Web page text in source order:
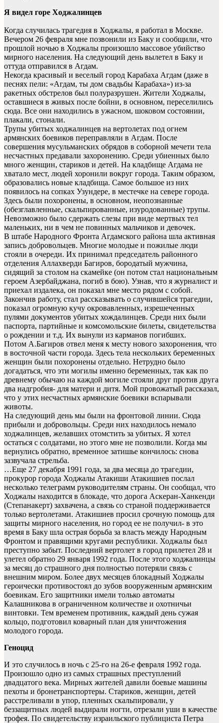
Я видел горе Ходжалинцев
Когда случилась трагедия в Ходжалы, я работал в Москве.
Вечером 26 февраля мне позвонили из Баку и сообщили, что
прошлой ночью в Ходжалы произошло массовое убийство
мирного населения. На следующий день вылетел в Баку и
оттуда отправился в Агдам.
Некогда красивый и веселый город Карабаха Агдам (даже в
песнях пели: «Агдам, ты дом свадьбы Карабаха») из-за
ракетных обстрелов был полуразрушен. Жители Ходжалы,
оставшиеся в живых после бойни, в основном, переселились
сюда. Все они находились в ужасном, шоковом состоянии,
плакали, стонали.
Трупы убитых ходжалинцев на вертолетах под огнем
армянских боевиков переправляли в Агдам. После
совершения мусульманских обрядов в соборной мечети тела
несчастных предавали захоронению. Среди убиенных было
много женщин, стариков и детей. На кладбище Агдама не
хватало мест, людей хоронили вокруг города. Таким образом,
образовались новые кладбища. Самое большое из них
появилось на сопках Узундере, в местечке на севере города.
Здесь были похоронены, в основном, неопознанные
(обезглавленные, скальпированные, изуродованные) трупы.
Невозможно было сдержать слезы при виде мертвых тел
маленьких, ни в чем не повинных мальчиков и девочек.
В штабе Народного Фронта Агдамского района шла активная
запись добровольцев. Многие молодые и пожилые люди
стояли в очереди. Их принимал председатель районного
отделения Аллахверди Багиров, бородатый мужчина,
сидящий за столом на скамейке (он потом стал национальным
героем Азербайджана, погиб в бою). Узнав, что я журналист и
приехал издалека, он показал мне место рядом с собой.
Закончив работу, стал рассказывать о случившейся трагедии,
показал огромную кучу окровавленных, изрешеченных
пулями документов убитых хождалинцев. Среди них были
паспорта, партийные и комсомольские билеты, свидетельства
о рождении и т.д. Их вынули из карманов погибших.
Потом А.Багиров отвел меня к месту нового захоронения, что
в восточной части города. Здесь тела нескольких беременных
женщин были похоронены отдельно. Нетрудно было
догадаться, что эти могилы именно беременных, так как по
древнему обычаю на каждой могиле стояли друг против друга
два надгробия- для матери и дитя. Мой провожатый рассказал,
что у этих несчастных армянские боевики вспарывали
животы.
На следующий день мы были на фронтовой линии. Сюда
прибыли и добровольцы. Среди них находилось немало
ходжалинцев, желавших отомстить за убитых. Я хотел
остаться с солдатами, но этого мне не позволили. Когда мы
вернулись обратно, временное затишье кончилось: снова
зазвучала стрельба.
…Еще 27 декабря 1991 года, за два месяца до трагедии,
прокурор города Ходжалы Атакиши Атакишиев послал
несколько телеграмм руководителям страны. Он сообщал, что
Ходжалы находится в блокаде, что дорога Аскеран-Ханкенди
(Степанакерт) захвачена, а связь со страной поддерживается
только вертолетами. Атакишиев просил срочную помощь для
защиты мирного населения, но город ее не получил- в это
время в Баку шла острая борьба за власть между Народным
Фронтом и правящими кругами республики. Ходжалы был
преступно забыт. Последний вертолет в город прилетел 28 и
улетел обратно 29 января 1992 года. После этого ходжалинцы
за месяц до страшного дня полностью потеряли связь с
внешним миром. Более двух месяцев блокадный Ходжалы
героически противостоял до зубов вооруженным армянским
боевикам. Его защитники имели только автоматы
Калашникова в ограниченном количестве и охотничьи
винтовки. Тем временем противник, каждый день сужая
кольцо, подготовил коварный план для уничтожения
молодого города.
Геноцид
И это случилось в ночь с 25-го на 26-е февраля 1992 года.
Произошло одно из самых страшных преступлений
двадцатого века. Мирных жителей давили боевые машины
пехоты и бронетранспортеры. Стариков, женщин, детей
расстреливали в упор, пленных скальпировали, у
беззащитных людей выдирали ногти, отрезали уши в качестве
трофея. По свидетельству израильского публициста Петра